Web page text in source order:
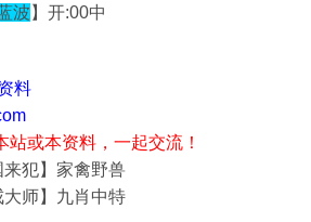
波 】开:00中
料
或本资料，一起交流！
犯】家禽野兽
大师】九肖中特